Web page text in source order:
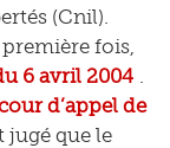
(Cnil).
première fois,
6 avril 2004 .
d’appel de
jugé que le